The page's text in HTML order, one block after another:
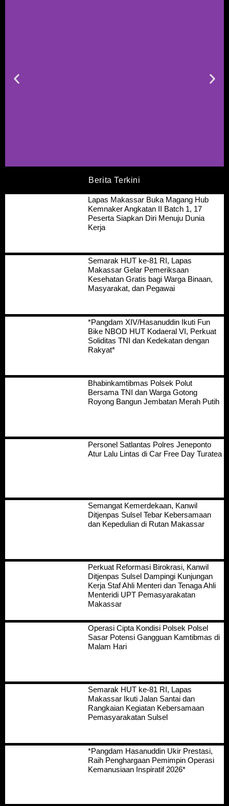
Berita Terkini
Lapas Makassar Buka Magang Hub
Kemnaker Angkatan II Batch 1, 17
Peserta Siapkan Diri Menuju Dunia
Kerja
Semarak HUT ke-81 RI, Lapas
Makassar Gelar Pemeriksaan
Kesehatan Gratis bagi Warga Binaan,
Masyarakat, dan Pegawai
*Pangdam XIV/Hasanuddin Ikuti Fun
Bike NBOD HUT Kodaeral VI, Perkuat
Soliditas TNI dan Kedekatan dengan
Rakyat*
Bhabinkamtibmas Polsek Polut
Bersama TNI dan Warga Gotong
Royong Bangun Jembatan Merah Putih
Personel Satlantas Polres Jeneponto
Atur Lalu Lintas di Car Free Day Turatea
Semangat Kemerdekaan, Kanwil
Ditjenpas Sulsel Tebar Kebersamaan
dan Kepedulian di Rutan Makassar
Perkuat Reformasi Birokrasi, Kanwil
Ditjenpas Sulsel Dampingi Kunjungan
Kerja Staf Ahli Menteri dan Tenaga Ahli
Menteridi UPT Pemasyarakatan
Makassar
Operasi Cipta Kondisi Polsek Polsel
Sasar Potensi Gangguan Kamtibmas di
Malam Hari
Semarak HUT ke-81 RI, Lapas
Makassar Ikuti Jalan Santai dan
Rangkaian Kegiatan Kebersamaan
Pemasyarakatan Sulsel
*Pangdam Hasanuddin Ukir Prestasi,
Raih Penghargaan Pemimpin Operasi
Kemanusiaan Inspiratif 2026*